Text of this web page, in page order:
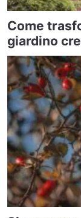
Come
giardino